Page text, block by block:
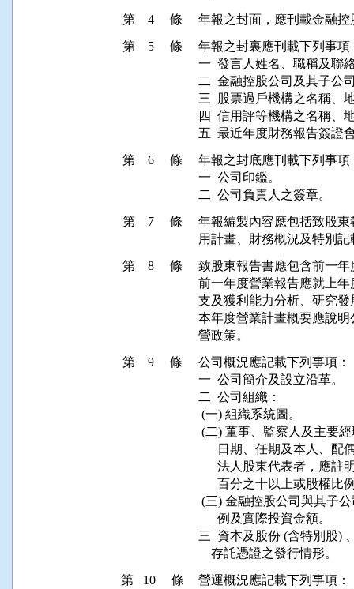
第 4 條
第 5 條
年報之封裏應刊載下列事項
一  發言人姓名、職稱及聯
二  金融控股公司及其子公
三  股票過戶機構之名稱、
四  信用評等機構之名稱、
第 6 條
年報之封底應刊載下列事項
一  公司印鑑。
第 7 條
年報編製內容應包括致股
第 8 條
致股東報告書應包含前一
前一年度營業報告應就上
支及獲利能力分析、研究
本年度營業計畫概要應說
第 9 條
公司概況應記載下列事項：
一  公司簡介及設立沿革。
二  公司組織：
(一) 組織系統圖。
(二) 董事、監察人及主要
日期、任期及本人、
法人股東代表者，應
百分之十以上或股權
(三) 金融控股公司與其子
      例及實際投資金額。
三  資本及股份 (含特別股)
第 10 條
營運概況應記載下列事項：